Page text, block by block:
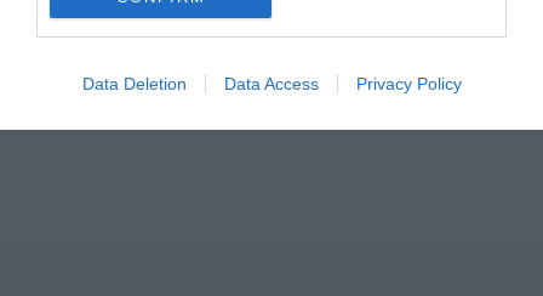
Data Deletion Data Access Privacy Policy